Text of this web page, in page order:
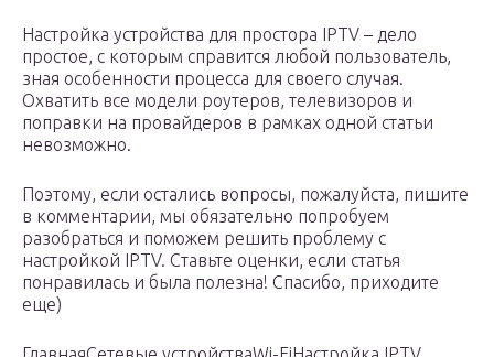
Настройка устройства для простора IPTV – дело
простое, с которым справится любой пользователь,
зная особенности процесса для своего случая.
Охватить все модели роутеров, телевизоров и
поправки на провайдеров в рамках одной статьи
невозможно.
Поэтому, если остались вопросы, пожалуйста, пишите
в комментарии, мы обязательно попробуем
разобраться и поможем решить проблему с
настройкой IPTV. Ставьте оценки, если статья
понравилась и была полезна! Спасибо, приходите
еще)